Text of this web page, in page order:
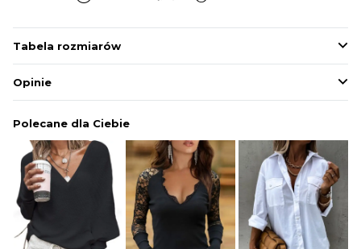
BIELIZNA
Tabela rozmiarów
Opinie
Polecane dla Ciebie